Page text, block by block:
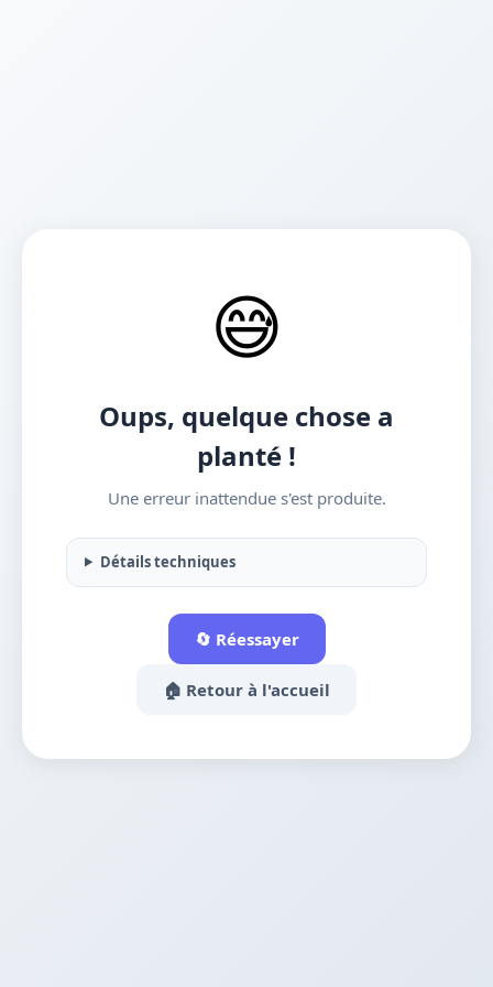
😅
Oups, quelque chose a
planté !
Une erreur inattendue s'est produite.
Détails techniques
🔄 Réessayer
🏠 Retour à l'accueil